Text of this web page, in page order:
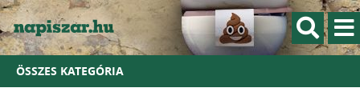
ÖSSZES KATEGÓRIA